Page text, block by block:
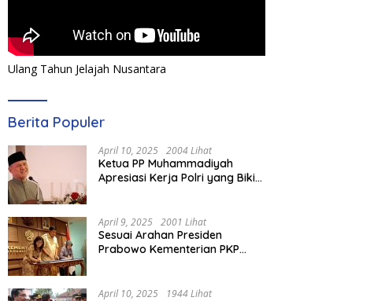
Ulang Tahun Jelajah Nusantara
Berita Populer
April 10, 2025 2004 Lihat
Ketua PP Muhammadiyah
Apresiasi Kerja Polri yang Bikin
April 9, 2025 2001 Lihat
Sesuai Arahan Presiden
Prabowo Kementerian PKP
April 10, 2025 1944 Lihat